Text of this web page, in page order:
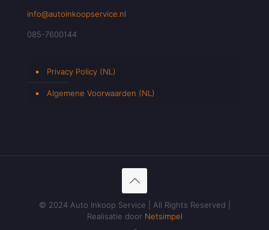
info@autoinkoopservice.nl
085-7600144
Privacy Policy (NL)
Algemene Voorwaarden (NL)
© 2024 Auto Inkoop Service | All Rights Reserved |
Realisatie door Netsimpel